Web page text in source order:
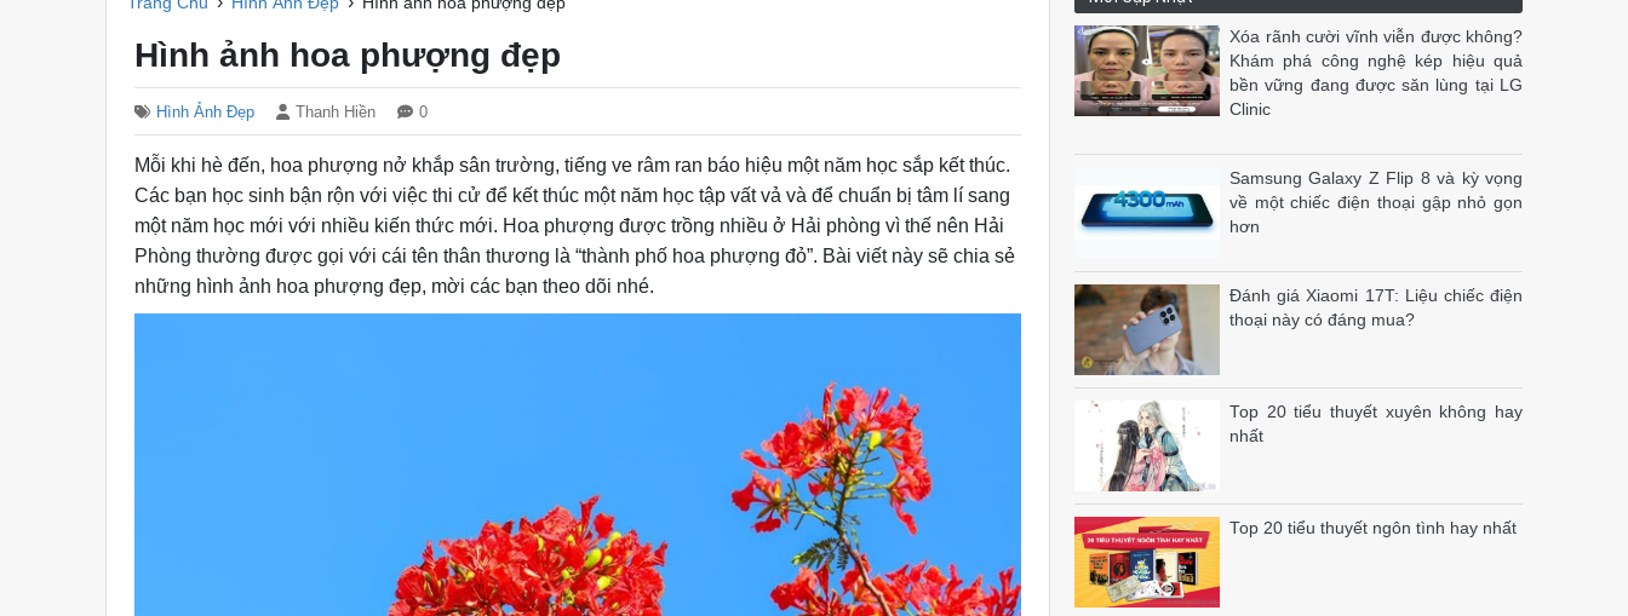
Hình ảnh hoa phượng đẹp
Hình Ảnh Đẹp Thanh Hiền 0
Mỗi khi hè đến, hoa phượng nở khắp sân trường, tiếng ve râm ran báo hiệu một năm học sắp kết thúc.
Các bạn học sinh bận rộn với việc thi cử để kết thúc một năm học tập vất vả và để chuẩn bị tâm lí sang
một năm học mới với nhiều kiến thức mới. Hoa phượng được trồng nhiều ở Hải phòng vì thế nên Hải
Phòng thường được gọi với cái tên thân thương là “thành phố hoa phượng đỏ”. Bài viết này sẽ chia sẻ
những hình ảnh hoa phượng đẹp, mời các bạn theo dõi nhé.
Xóa rãnh cười vĩnh viễn được không?
Khám phá công nghệ kép hiệu quả
bền vững đang được săn lùng tại LG
Clinic
Samsung Galaxy Z Flip 8 và kỳ vọng
về một chiếc điện thoại gập nhỏ gọn
hơn
Đánh giá Xiaomi 17T: Liệu chiếc điện
thoại này có đáng mua?
Top 20 tiểu thuyết xuyên không hay
nhất
Top 20 tiểu thuyết ngôn tình hay nhất